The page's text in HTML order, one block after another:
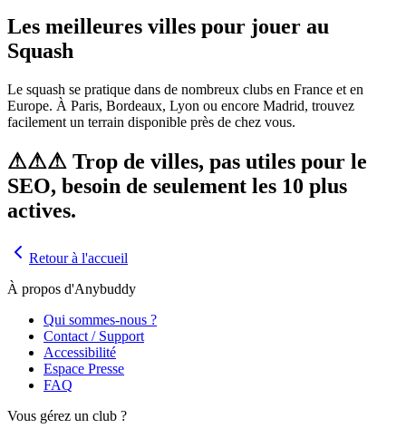
Les meilleures villes pour jouer au
Squash
Le squash se pratique dans de nombreux clubs en France et en
Europe. À Paris, Bordeaux, Lyon ou encore Madrid, trouvez
facilement un terrain disponible près de chez vous.
⚠⚠⚠ Trop de villes, pas utiles pour le
SEO, besoin de seulement les 10 plus
actives.
Retour à l'accueil
À propos d'Anybuddy
Qui sommes-nous ?
Contact / Support
Accessibilité
Espace Presse
FAQ
Vous gérez un club ?